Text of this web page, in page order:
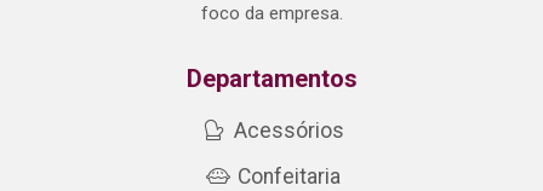
foco da empresa.
Departamentos
Acessórios
Confeitaria